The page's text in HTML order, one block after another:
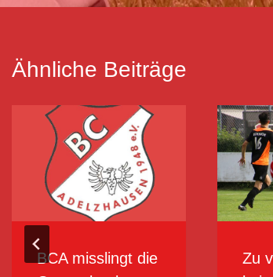
Ähnliche Beiträge
BCA misslingt die
Zu